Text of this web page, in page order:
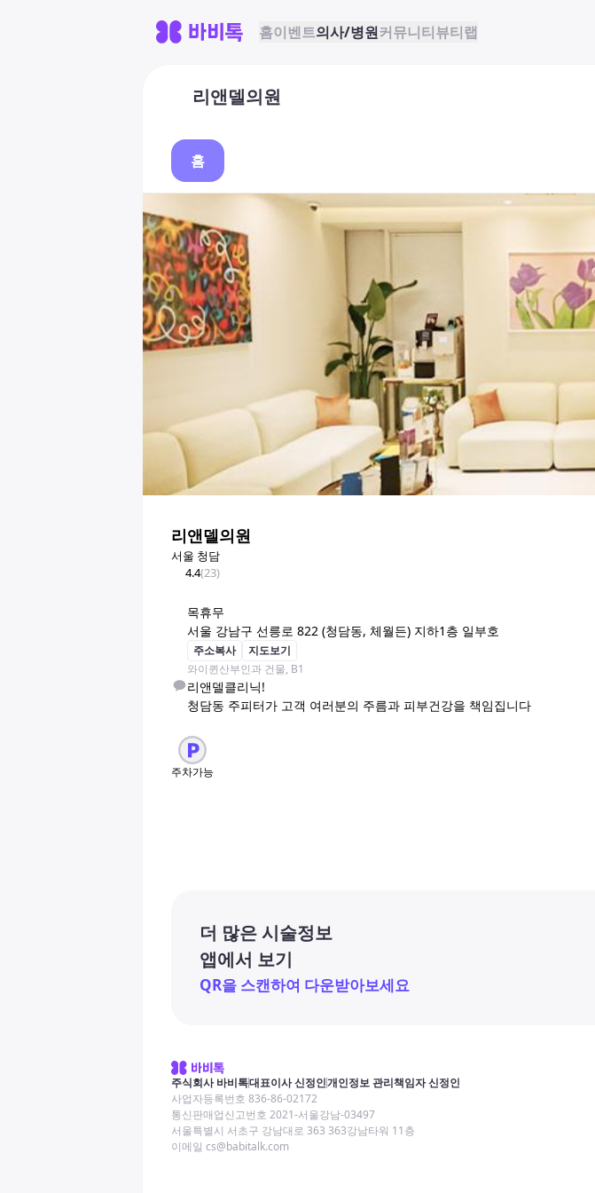
홈이벤트의사/병원커뮤니티뷰티랩
리앤델의원
홈
리앤델의원
서울 청담
4.4(23)
목휴무
서울 강남구 선릉로 822 (청담동, 체월든) 지하1층 일부호
주소복사
지도보기
와이퀸산부인과 건물, B1
리앤델클리닉!
청담동 주피터가 고객 여러분의 주름과 피부건강을 책임집니다
주차가능
더 많은 시술정보
앱에서 보기
QR을 스캔하여 다운받아보세요
주식회사 바비톡대표이사 신정인개인정보 관리책임자 신정인
사업자등록번호 836-86-02172
통신판매업신고번호 2021-서울강남-03497
서울특별시 서초구 강남대로 363 363강남타워 11층
이메일 cs@babitalk.com